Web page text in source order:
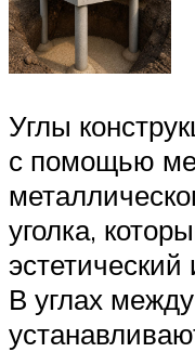
Углы
с помощью
уголка,
В углах